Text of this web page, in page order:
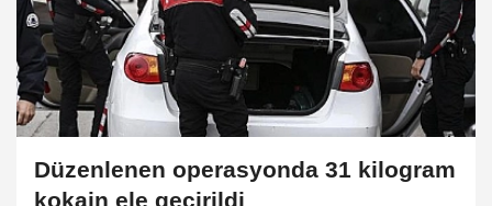
Düzenlenen operasyonda 31 kilogram
kokain ele geçirildi